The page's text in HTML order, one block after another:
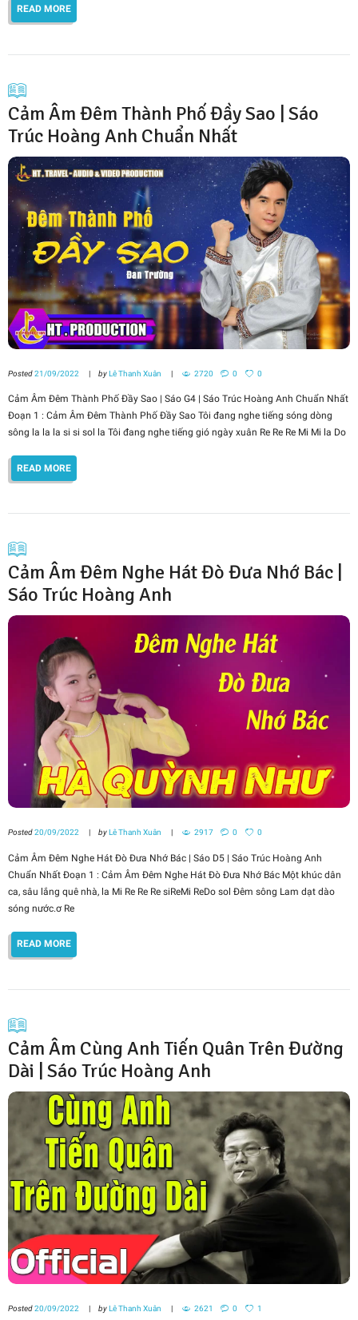
READ MORE
Cảm Âm Đêm Thành Phố Đầy Sao | Sáo
Trúc Hoàng Anh Chuẩn Nhất
Posted21/09/2022 byLê Thanh Xuân 2720 0 0
Cảm Âm Đêm Thành Phố Đầy Sao | Sáo G4 | Sáo Trúc Hoàng Anh Chuẩn Nhất
Đoạn 1 : Cảm Âm Đêm Thành Phố Đầy Sao Tôi đang nghe tiếng sóng dòng
sông la la la si si sol la Tôi đang nghe tiếng gió ngày xuân Re Re Re Mi Mi la Do
READ MORE
Cảm Âm Đêm Nghe Hát Đò Đưa Nhớ Bác |
Sáo Trúc Hoàng Anh
Posted20/09/2022 byLê Thanh Xuân 2917 0 0
Cảm Âm Đêm Nghe Hát Đò Đưa Nhớ Bác | Sáo D5 | Sáo Trúc Hoàng Anh
Chuẩn Nhất Đoạn 1 : Cảm Âm Đêm Nghe Hát Đò Đưa Nhớ Bác Một khúc dân
ca, sâu lắng quê nhà, la Mi Re Re Re siReMi ReDo sol Đêm sông Lam dạt dào
sóng nước.ơ Re
READ MORE
Cảm Âm Cùng Anh Tiến Quân Trên Đường
Dài | Sáo Trúc Hoàng Anh
Posted20/09/2022 byLê Thanh Xuân 2621 0 1